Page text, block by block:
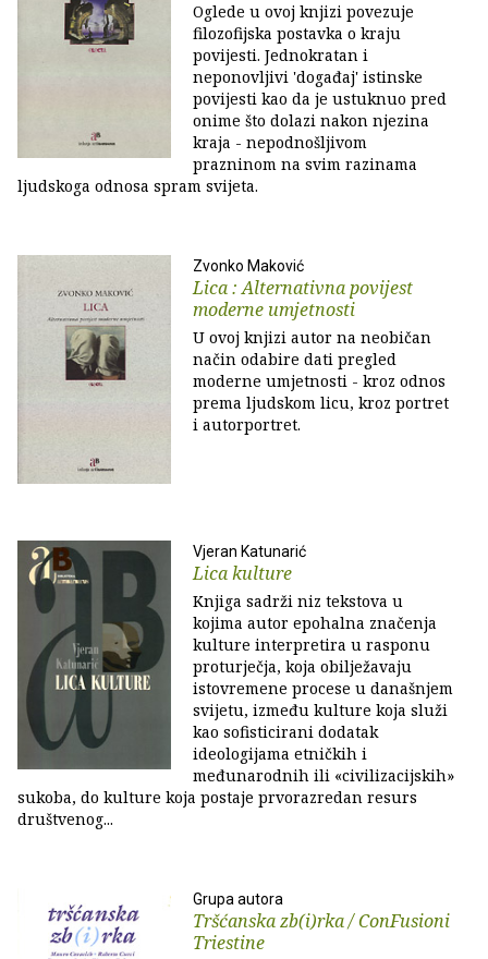
Oglede u ovoj knjizi povezuje
filozofijska postavka o kraju
povijesti. Jednokratan i
neponovljivi 'događaj' istinske
povijesti kao da je ustuknuo pred
onime što dolazi nakon njezina
kraja - nepodnošljivom
prazninom na svim razinama
ljudskoga odnosa spram svijeta.
Zvonko Maković
Lica : Alternativna povijest
moderne umjetnosti
U ovoj knjizi autor na neobičan
način odabire dati pregled
moderne umjetnosti - kroz odnos
prema ljudskom licu, kroz portret
i autorportret.
Vjeran Katunarić
Lica kulture
Knjiga sadrži niz tekstova u
kojima autor epohalna značenja
kulture interpretira u rasponu
proturječja, koja obilježavaju
istovremene procese u današnjem
svijetu, između kulture koja služi
kao sofisticirani dodatak
ideologijama etničkih i
međunarodnih ili «civilizacijskih»
sukoba, do kulture koja postaje prvorazredan resurs
društvenog...
Grupa autora
Tršćanska zb(i)rka / ConFusioni
Triestine